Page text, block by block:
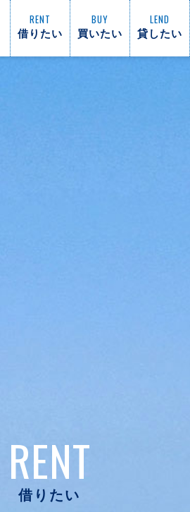
RENT
借りたい
BUY
買いたい
LEND
貸したい
RENT
借りたい